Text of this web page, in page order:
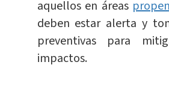
aquellos en áreas
deben estar alerta y
preventivas para
impactos.